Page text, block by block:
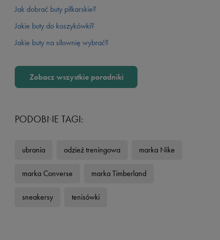
Jak dobrać buty piłkarskie?
Jakie buty do koszykówki?
Jakie buty na siłownię wybrać?
Zobacz wszystkie poradniki
PODOBNE TAGI:
ubrania odzież treningowa marka Nike
marka Converse marka Timberland
sneakersy tenisówki